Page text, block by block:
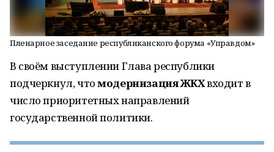
Пленарное заседание республиканского форума «Управдом»
В своём выступлении Глава республики
подчеркнул, чтомодернизация ЖКХвходит в
число приоритетных направлений
государственной политики.